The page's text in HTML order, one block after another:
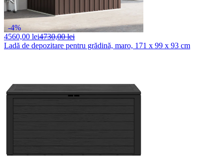
-4%
4560,00 lei4730,00 lei
Ladă de depozitare pentru grădină, maro, 171 x 99 x 93 cm